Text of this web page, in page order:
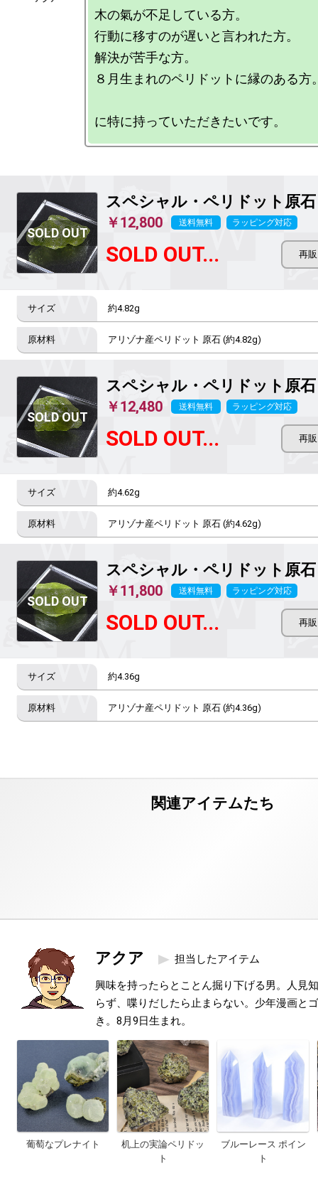
木の氣が不足している方。
行動に移すのが遅いと言われた方。
解決が苦手な方。
８月生まれのペリドットに縁のある方
スペシャル・ペリドット原
￥12,800 送料無料 ラッピング対応
SOLD OUT...
約4.82g
アリゾナ産ペリドット 原石 (約4.82g)
スペシャル・ペリドット原
￥12,480 送料無料 ラッピング対応
SOLD OUT...
約4.62g
アリゾナ産ペリドット 原石 (約4.62g)
スペシャル・ペリドット原
￥11,800 送料無料 ラッピング対応
SOLD OUT...
約4.36g
アリゾナ産ペリドット 原石 (約4.36g)
アクア 担当したアイテム
興味を持ったらとことん掘り下げる男。人見
らず、喋りだしたら止まらない。少年漫画と
き。8月9日生まれ。
葡萄なプレナイト
机上の実論ペリドッ
ト
ブルーレース ポイン
ト